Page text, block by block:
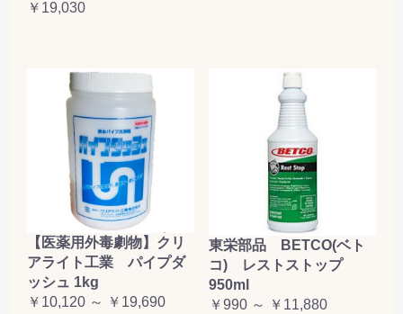
￥19,030
【医薬用外毒劇物】クリ
アライト工業 パイプダ
ッシュ 1kg
￥10,120 ～ ￥19,690
東栄部品 BETCO(ベト
コ) レストストップ
950ml
￥990 ～ ￥11,880